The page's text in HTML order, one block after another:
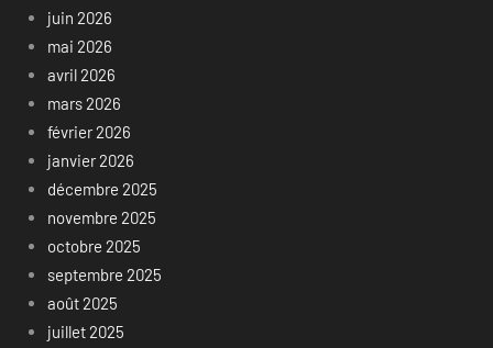
juin 2026
mai 2026
avril 2026
mars 2026
février 2026
janvier 2026
décembre 2025
novembre 2025
octobre 2025
septembre 2025
août 2025
juillet 2025